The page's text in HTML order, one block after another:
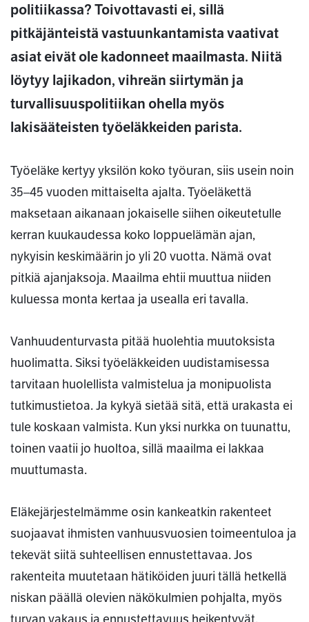
politiikassa? Toivottavasti ei, sillä
pitkäjänteistä vastuunkantamista vaativat
asiat eivät ole kadonneet maailmasta. Niitä
löytyy lajikadon, vihreän siirtymän ja
turvallisuuspolitiikan ohella myös
lakisääteisten työeläkkeiden parista.
Työeläke kertyy yksilön koko työuran, siis usein noin
35–45 vuoden mittaiselta ajalta. Työeläkettä
maksetaan aikanaan jokaiselle siihen oikeutetulle
kerran kuukaudessa koko loppuelämän ajan,
nykyisin keskimäärin jo yli 20 vuotta. Nämä ovat
pitkiä ajanjaksoja. Maailma ehtii muuttua niiden
kuluessa monta kertaa ja usealla eri tavalla.
Vanhuudenturvasta pitää huolehtia muutoksista
huolimatta. Siksi työeläkkeiden uudistamisessa
tarvitaan huolellista valmistelua ja monipuolista
tutkimustietoa. Ja kykyä sietää sitä, että urakasta ei
tule koskaan valmista. Kun yksi nurkka on tuunattu,
toinen vaatii jo huoltoa, sillä maailma ei lakkaa
muuttumasta.
Eläkejärjestelmämme osin kankeatkin rakenteet
suojaavat ihmisten vanhuusvuosien toimeentuloa ja
tekevät siitä suhteellisen ennustettavaa. Jos
rakenteita muutetaan hätiköiden juuri tällä hetkellä
niskan päällä olevien näkökulmien pohjalta, myös